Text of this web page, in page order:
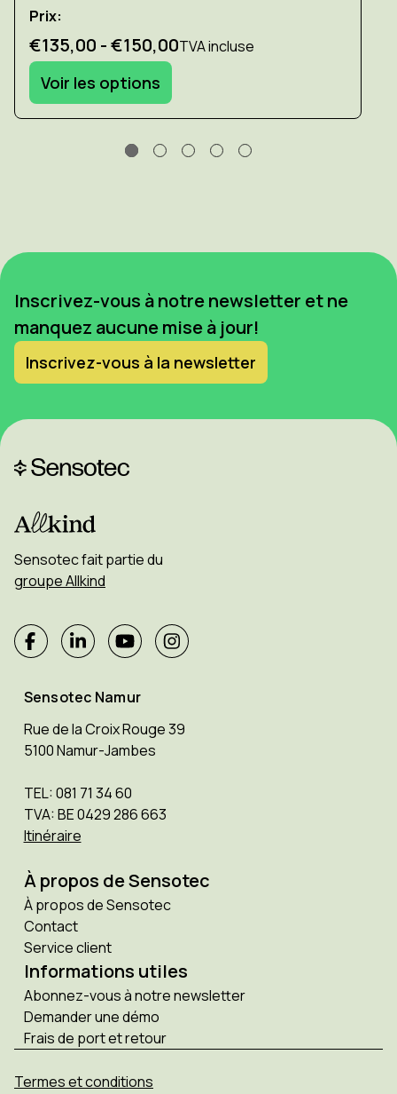
Prix:
€135,00 - €150,00TVA incluse
Voir les options
Inscrivez-vous à notre newsletter et ne
manquez aucune mise à jour!
Inscrivez-vous à la newsletter
Sensotec fait partie du
groupe Allkind
Sensotec Namur
Rue de la Croix Rouge 39
5100 Namur-Jambes
TEL: 081 71 34 60
TVA: BE 0429 286 663
Itinéraire
À propos de Sensotec
À propos de Sensotec
Contact
Service client
Informations utiles
Abonnez-vous à notre newsletter
Demander une démo
Frais de port et retour
Termes et conditions